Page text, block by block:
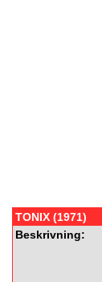
TONIX (1971)
Beskrivning: